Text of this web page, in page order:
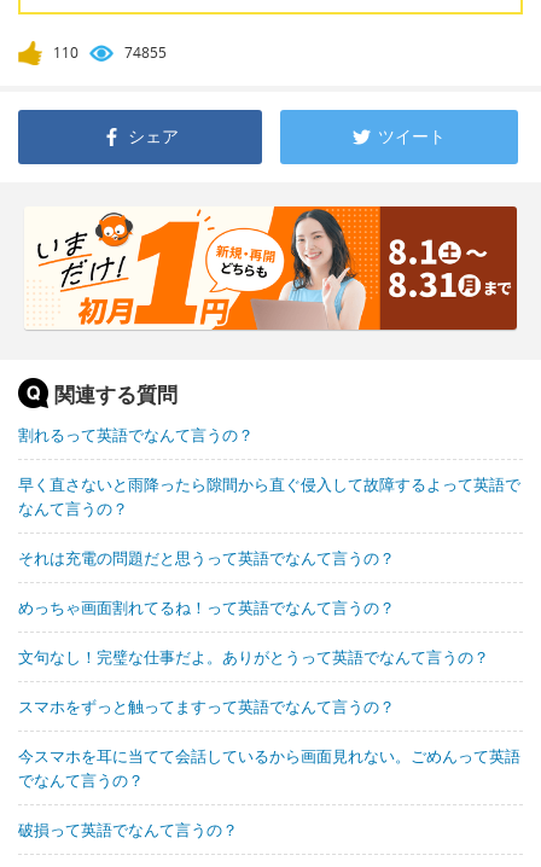
110 74855
シェア ツイート
関連する質問
割れるって英語でなんて言うの？
早く直さないと雨降ったら隙間から直ぐ侵入して故障するよって英語で
なんて言うの？
それは充電の問題だと思うって英語でなんて言うの？
めっちゃ画面割れてるね！って英語でなんて言うの？
文句なし！完璧な仕事だよ。ありがとうって英語でなんて言うの？
スマホをずっと触ってますって英語でなんて言うの？
今スマホを耳に当てて会話しているから画面見れない。ごめんって英語
でなんて言うの？
破損って英語でなんて言うの？